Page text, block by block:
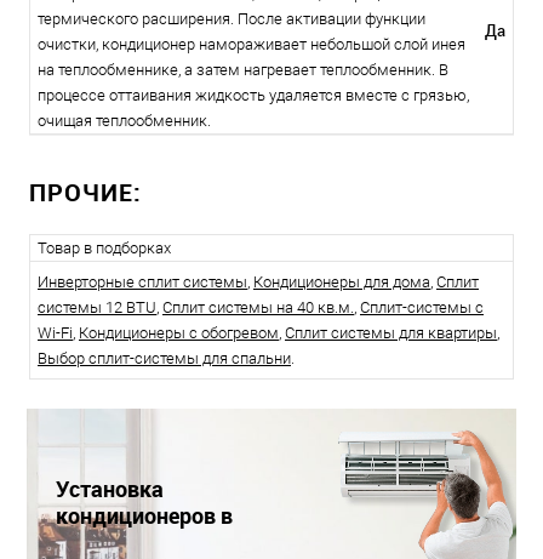
термического расширения. После активации функции
очистки, кондиционер намораживает небольшой слой инея
на теплообменнике, а затем нагревает теплообменник. В
процессе оттаивания жидкость удаляется вместе с грязью,
очищая теплообменник.
Да
ПРОЧИЕ:
Товар в подборках
Инверторные сплит системы, Кондиционеры для дома, Сплит
системы 12 BTU, Сплит системы на 40 кв.м., Сплит-системы с
Wi-Fi, Кондиционеры с обогревом, Сплит системы для квартиры,
Выбор сплит-системы для спальни.
Установка
кондиционеров в
Краснодаре